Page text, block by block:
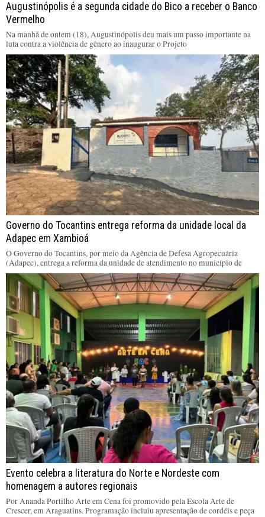
Augustinópolis é a segunda cidade do Bico a receber o Banco
Vermelho
Na manhã de ontem (18), Augustinópolis deu mais um passo importante na
luta contra a violência de gênero ao inaugurar o Projeto
Governo do Tocantins entrega reforma da unidade local da
Adapec em Xambioá
O Governo do Tocantins, por meio da Agência de Defesa Agropecuária
(Adapec), entrega a reforma da unidade de atendimento no município de
Evento celebra a literatura do Norte e Nordeste com
homenagem a autores regionais
Por Ananda Portilho Arte em Cena foi promovido pela Escola Arte de
Crescer, em Araguatins. Programação incluiu apresentação de cordéis e peça